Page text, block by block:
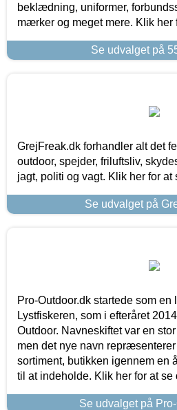
beklædning, uniformer,
mærker og meget mere. Klik her
Se udvalget på
GrejFreak.dk forhandler alt det
outdoor, spejder, friluftsliv,
jagt, politi og vagt. Klik her for at
Se udvalget på
Pro-Outdoor.dk startede som en
Lystfiskeren, som i efteråret
Outdoor. Navneskiftet var en
men det nye navn
sortiment, butikken igennem en
til at indeholde. Klik her for at se
Se udvalget på